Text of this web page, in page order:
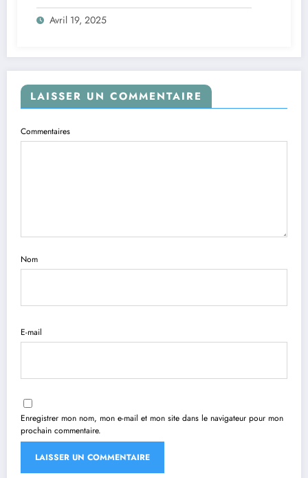
Avril 19, 2025
LAISSER UN COMMENTAIRE
Commentaires
Nom
E-mail
Enregistrer mon nom, mon e-mail et mon site dans le navigateur pour mon
prochain commentaire.